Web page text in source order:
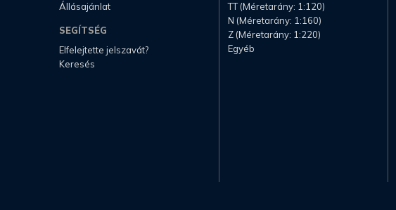
Állásajánlat
SEGÍTSÉG
Elfelejtette jelszavát?
Keresés
TT (Méretarány: 1:120)
N (Méretarány: 1:160)
Z (Méretarány: 1:220)
Egyéb